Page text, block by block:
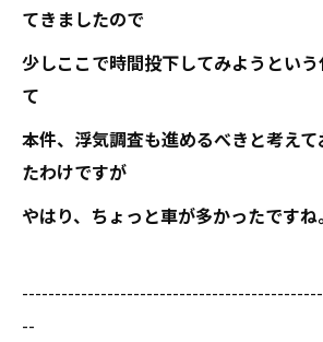
てきましたので
少しここで時間投下してみようとい
て
本件、浮気調査も進めるべきと考え
たわけですが
やはり、ちょっと車が多かったですね。
--